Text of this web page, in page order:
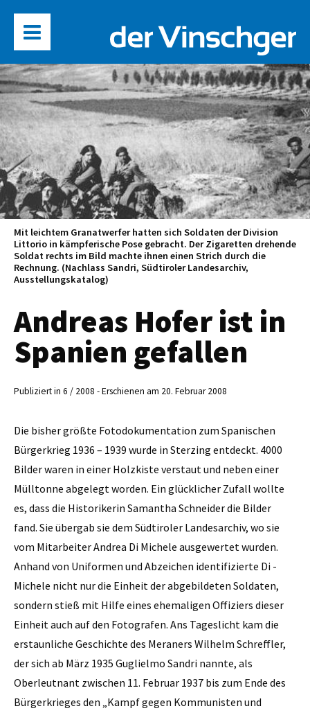
Mit leichtem Granatwerfer hatten sich Soldaten der Division
Littorio in kämpferische Pose gebracht. Der Zigaretten drehende
Soldat rechts im Bild machte ihnen einen Strich durch die
Rechnung. (Nachlass Sandri, Südtiroler Landesarchiv,
Ausstellungskatalog)
Andreas Hofer ist in
Spanien gefallen
Publiziert in 6 / 2008 - Erschienen am 20. Februar 2008
Die bisher größte Fotodokumentation zum Spanischen
Bürgerkrieg 1936 – 1939 wurde in Sterzing entdeckt. 4000
Bilder waren in einer Holzkiste verstaut und neben einer
Mülltonne abgelegt worden. Ein glücklicher Zufall wollte
es, dass die Historikerin ­Samantha Schneider die Bilder
fand. Sie übergab sie dem Südtiroler Landesarchiv, wo sie
vom Mitarbeiter Andrea Di Michele ausgewertet wurden.
Anhand von Uniformen und Abzeichen identifizierte Di ­
Michele nicht nur die Einheit der abgebildeten Soldaten,
sondern stieß mit Hilfe eines ehemaligen Offiziers dieser
Einheit auch auf den Fotografen. Ans Tageslicht kam die
erstaun­liche Geschichte des Meraners Wilhelm Schreffler,
der sich ab März 1935 Guglielmo Sandri nannte, als
Oberleutnant zwischen 11. Februar 1937 bis zum Ende des
Bürgerkrieges den „Kampf gegen Kommunisten und